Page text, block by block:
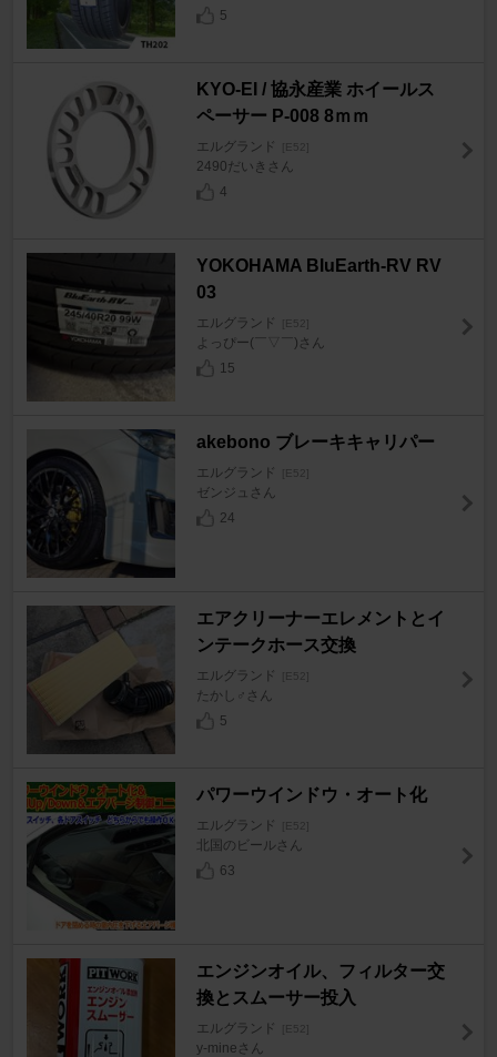
5
KYO-EI / 協永産業 ホイールス
ペーサー P-008 8ｍｍ
エルグランド [E52]
2490だいきさん
4
YOKOHAMA BluEarth-RV RV
03
エルグランド [E52]
よっぴー(￣▽￣)さん
15
akebono ブレーキキャリパー
エルグランド [E52]
ゼンジュさん
24
エアクリーナーエレメントとイ
ンテークホース交換
エルグランド [E52]
たかし♂さん
5
パワーウインドウ・オート化
エルグランド [E52]
北国のビールさん
63
エンジンオイル、フィルター交
換とスムーサー投入
エルグランド [E52]
y-mineさん